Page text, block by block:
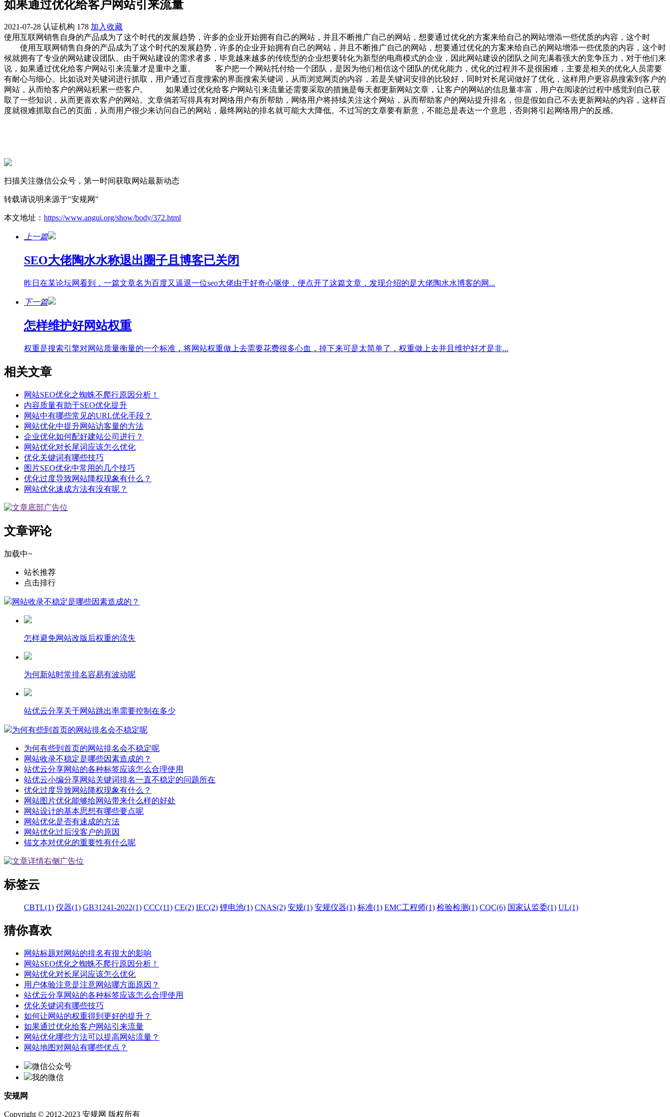
如果通过优化给客户网站引来流量
2021-07-28 认证机构 178 加入收藏
使用互联网销售自身的产品成为了这个时代的发展趋势，许多的企业开始拥有自己的网站，并且不断推广自己的网站，想要通过优化的方案来给自己的网站增添一些优质的内容，这个时
使用互联网销售自身的产品成为了这个时代的发展趋势，许多的企业开始拥有自己的网站，并且不断推广自己的网站，想要通过优化的方案来给自己的网站增添一些优质的内容，这个时
候就拥有了专业的网站建设团队。由于网站建设的需求者多，毕竟越来越多的传统型的企业想要转化为新型的电商模式的企业，因此网站建设的团队之间充满着强大的竞争压力，对于他们来
说，如果通过优化给客户网站引来流量才是重中之重。
客户把一个网站托付给一个团队，是因为他们相信这个团队的优化能力，优化的过程并不是很困难，主要是相关的优化人员需要
有耐心与细心。比如说对关键词进行抓取，用户通过百度搜索的界面搜索关键词，从而浏览网页的内容，若是关键词安排的比较好，同时对长尾词做好了优化，这样用户更容易搜索到客户的
网站，从而给客户的网站积累一些客户。 如果通过优化给客户网站引来流量还需要采取的措施是每天都更新网站文章，让客户的网站的信息量丰富，用户在阅读的过程中感觉到自己获
取了一些知识，从而更喜欢客户的网站。文章倘若写得具有对网络用户有所帮助，网络用户将持续关注这个网站，从而帮助客户的网站提升排名，但是假如自己不去更新网站的内容，这样百
度就很难抓取自己的页面，从而用户很少来访问自己的网站，最终网站的排名就可能大大降低。不过写的文章要有新意，不能总是表达一个意思，否则将引起网络用户的反感。
扫描关注微信公众号，第一时间获取网站最新动态
转载请说明来源于"安规网"
本文地址： https://www.angui.org/show/body/372.html
上一篇
SEO大佬陶水水称退出圈子且博客已关闭
昨日在某论坛网看到，一篇文章名为百度又逼退一位seo大佬由于好奇心驱使，便点开了这篇文章，发现介绍的是大佬陶水水博客的网...
下一篇
怎样维护好网站权重
权重是搜索引擎对网站质量衡量的一个标准，将网站权重做上去需要花费很多心血，掉下来可是太简单了，权重做上去并且维护好才是非...
相关文章
网站SEO优化之蜘蛛不爬行原因分析！
内容质量有助于SEO优化提升
网站中有哪些常见的URL优化手段？
网站优化中提升网站访客量的方法
企业优化如何配好建站公司进行？
网站优化对长尾词应该怎么优化
优化关键词有哪些技巧
图片SEO优化中常用的几个技巧
优化过度导致网站降权现象有什么？
网站优化速成方法有没有呢？
文章评论
加载中~
站长推荐
点击排行
网站收录不稳定是哪些因素造成的？
怎样避免网站改版后权重的流失
为何新站时常排名容易有波动呢
站优云分享关于网站跳出率需要控制在多少
为何有些到首页的网站排名会不稳定呢
为何有些到首页的网站排名会不稳定呢
网站收录不稳定是哪些因素造成的？
站优云分享网站的各种标签应该怎么合理使用
站优云小编分享网站关键词排名一直不稳定的问题所在
优化过度导致网站降权现象有什么？
网站图片优化能够给网站带来什么样的好处
网站设计的基本思想有哪些要点呢
网站优化是否有速成的方法
网站优化过后没客户的原因
锚文本对优化的重要性有什么呢
标签云
CBTL(1) 仪器(1) GB31241-2022(1) CCC(11) CE(2) IEC(2) 锂电池(1) CNAS(2) 安规(1) 安规仪器(1) 标准(1) EMC工程师(1) 检验检测(1) CQC(6) 国家认监委(1) UL(1)
猜你喜欢
网站标题对网站的排名有很大的影响
网站SEO优化之蜘蛛不爬行原因分析！
网站优化对长尾词应该怎么优化
用户体验注意是注意网站哪方面原因？
站优云分享网站的各种标签应该怎么合理使用
优化关键词有哪些技巧
如何让网站的权重得到更好的提升？
如果通过优化给客户网站引来流量
网站优化哪些方法可以提高网站流量？
网站地图对网站有哪些优点？
微信公众号
我的微信
安规网
Copyright © 2012-2023 安规网 版权所有